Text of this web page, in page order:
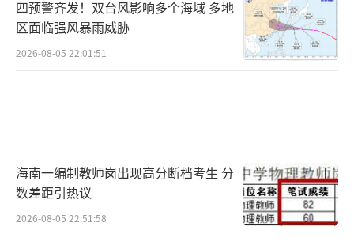
四预警齐发！双台风影响多个海域 多地
区面临强风暴雨威胁
2026-08-05 22:01:51
海南一编制教师岗出现高分断档考生 分
数差距引热议
2026-08-05 22:51:58